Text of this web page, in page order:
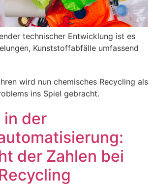
technischer Entwicklung ist es
Kunststoffabfälle umfassend
wird nun chemisches Recycling als
ins Spiel gebracht.
in der
der Zahlen bei